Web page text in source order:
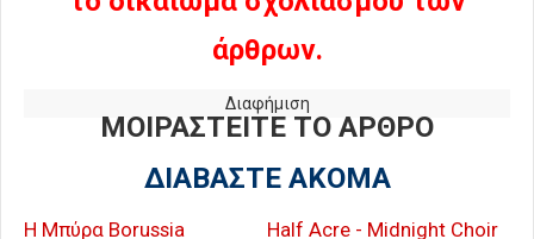
άρθρων.
Διαφήμιση
ΜΟΙΡΑΣΤΕΙΤΕ ΤΟ ΑΡΘΡΟ
ΔΙΑΒΑΣΤΕ ΑΚΟΜΑ
Η Μπύρα Borussia
Half Acre - Midnight Choir